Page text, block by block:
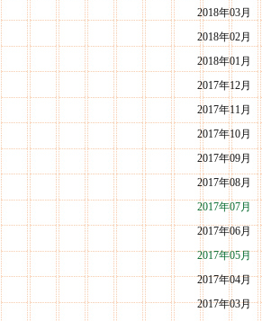
2018年03月
2018年02月
2018年01月
2017年12月
2017年11月
2017年10月
2017年09月
2017年08月
2017年07月
2017年06月
2017年05月
2017年04月
2017年03月